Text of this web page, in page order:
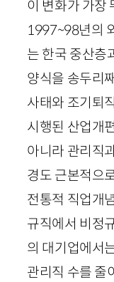
이 변화가 가장
1997~98년의
는 한국 중산층
양식을 송두리
사태와 조기퇴
시행된 산업개
아니라 관리직
경도 근본적으
전통적 직업개
규직에서 비정
의 대기업에서
관리직 수를 줄